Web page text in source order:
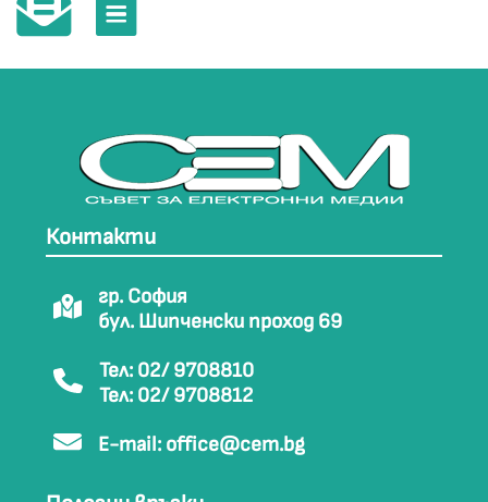
Контакти
гр. София
бул. Шипченски проход 69
Тел: 02/ 9708810
Тел: 02/ 9708812
E-mail: office@cem.bg